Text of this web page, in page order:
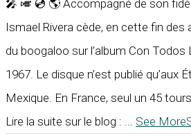
🎤 🎺 💿 🌎 Accompagné de son
Ismael Rivera cède, en cette fin des
du boogaloo sur l’album Con
1967. Le disque n’est publié qu’aux
Mexique. En France, seul un 45
Lire la suite sur le blog : ... See More